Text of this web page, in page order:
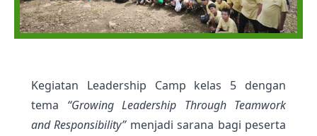
Kegiatan Leadership Camp kelas 5 dengan
tema “Growing Leadership Through Teamwork
and Responsibility”menjadi sarana bagi peserta